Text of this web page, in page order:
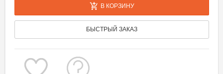
В КОРЗИНУ
БЫСТРЫЙ ЗАКАЗ